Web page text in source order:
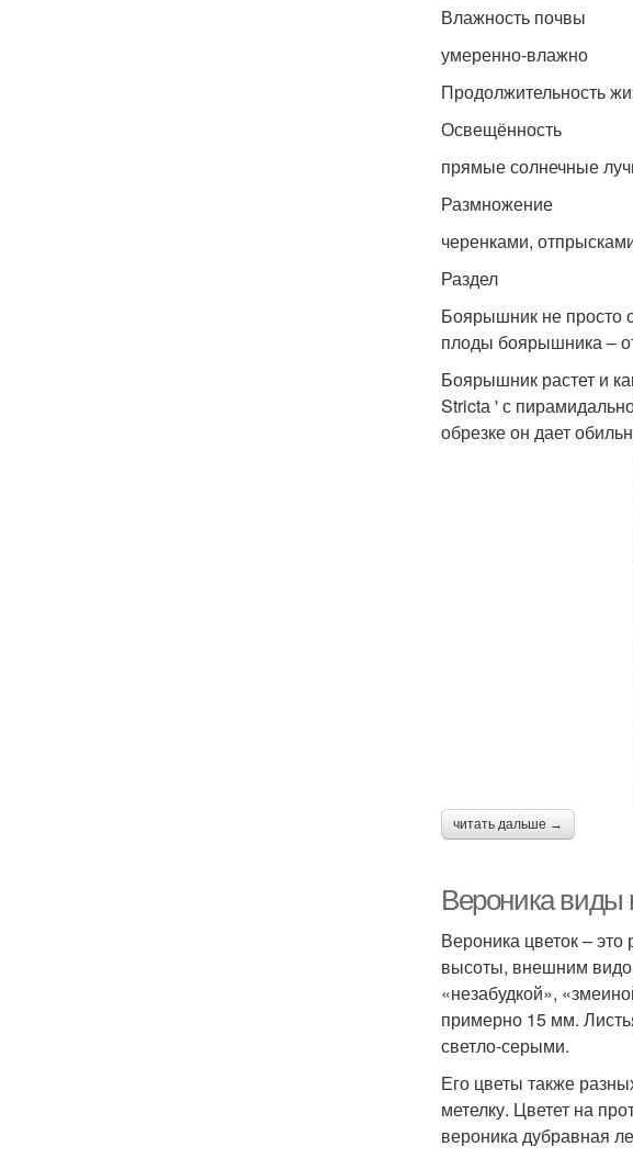
Влажность почвы
умеренно-влажно
Продолжительность
Освещённость
прямые солнечные
Размножение
черенками,
Раздел
Боярышник не просто
плоды боярышника –
Боярышник растет и
Strictа ' с
обрезке он дает
читать дальше →
Вероника виды
Вероника цветок – это
высоты, внешним
«незабудкой»,
примерно 15 мм.
светло-серыми.
Его цветы также
метелку. Цветет на
вероника дубравная